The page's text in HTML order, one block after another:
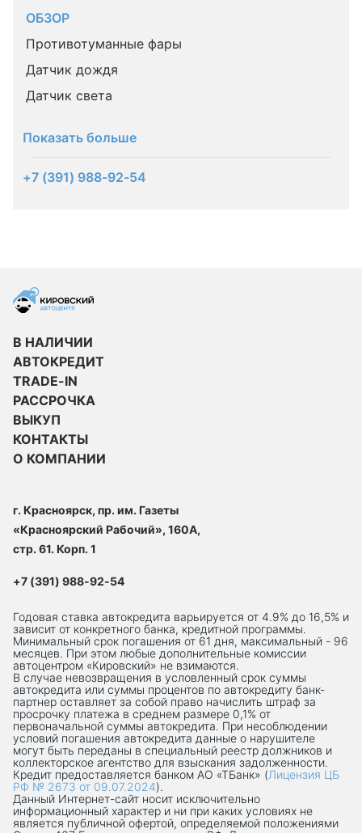
ОБЗОР
Противотуманные фары
Датчик дождя
Датчик света
Показать больше
+7 (391) 988-92-54
В НАЛИЧИИ
АВТОКРЕДИТ
TRADE-IN
РАССРОЧКА
ВЫКУП
КОНТАКТЫ
О КОМПАНИИ
г. Красноярск, пр. им. Газеты
«Красноярский Рабочий», 160А,
стр. 61. Корп. 1
+7 (391) 988-92-54
Годовая ставка автокредита варьируется от 4.9% до 16,5% и
зависит от конкретного банка, кредитной программы.
Минимальный срок погашения от 61 дня, максимальный - 96
месяцев. При этом любые дополнительные комиссии
автоцентром «Кировский» не взимаются.
В случае невозвращения в условленный срок суммы
автокредита или суммы процентов по автокредиту банк-
партнер оставляет за собой право начислить штраф за
просрочку платежа в среднем размере 0,1% от
первоначальной суммы автокредита. При несоблюдении
условий погашения автокредита данные о нарушителе
могут быть переданы в специальный реестр должников и
коллекторское агентство для взыскания задолженности.
Кредит предоставляется банком АО «ТБанк» (Лицензия ЦБ
РФ № 2673 от 09.07.2024).
Данный Интернет-сaйт носит исключительно
информационный характер и ни при каких условиях не
является публичной офертой, определяемой положениями